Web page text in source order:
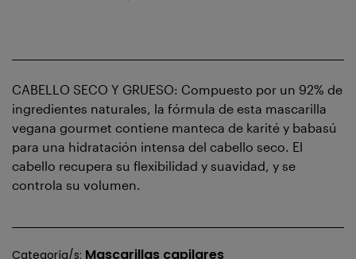
CABELLO SECO Y GRUESO: Compuesto por un 92% de
ingredientes naturales, la fórmula de esta mascarilla
vegana gourmet contiene manteca de karité y babasú
para una hidratación intensa del cabello seco. El
cabello recupera su flexibilidad y suavidad, y se
controla su volumen.
Categoría/s: Mascarillas capilares